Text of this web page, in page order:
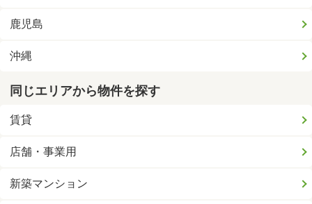
鹿児島
沖縄
同じエリアから物件を探す
賃貸
店舗・事業用
新築マンション